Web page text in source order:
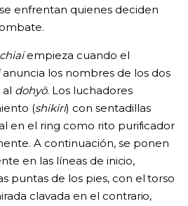
enfrentan quienes deciden
empieza cuando el
anuncia los nombres de los dos
dohyō. Los luchadores
(shikiri) con sentadillas
en el ring como rito purificador
A continuación, se ponen
en las líneas de inicio,
puntas de los pies, con el torso
clavada en el contrario,